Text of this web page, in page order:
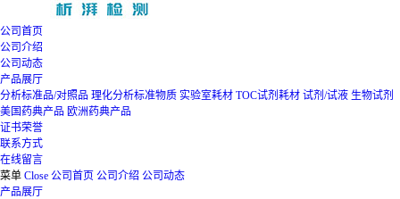
公司首页
公司介绍
公司动态
产品展厅
分析标准品/对照品 理化分析标准物质 实验室耗材 TOC试剂耗材 试剂/试液 生物试剂
美国药典产品 欧洲药典产品
证书荣誉
联系方式
在线留言
菜单 Close 公司首页 公司介绍 公司动态
产品展厅